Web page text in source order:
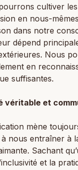
cultiver
en nous-
dans notre
dépend
Nous
en
suffisantes.
véritable et
mène
nous entraîner à
Sachant
et la